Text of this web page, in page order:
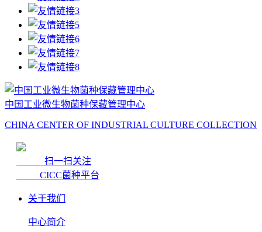
中国工业微生物菌种保藏管理中心
CHINA CENTER OF INDUSTRIAL CULTURE COLLECTION
扫一扫关注
CICC菌种平台
关于我们
中心简介